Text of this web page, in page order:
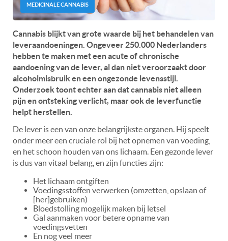
MEDICINALE CANNABIS
Cannabis blijkt van grote waarde bij het behandelen van
leveraandoeningen. Ongeveer 250.000 Nederlanders
hebben te maken met een acute of chronische
aandoening van de lever, al dan niet veroorzaakt door
alcoholmisbruik en een ongezonde levensstijl.
Onderzoek toont echter aan dat cannabis niet alleen
pijn en ontsteking verlicht, maar ook de leverfunctie
helpt herstellen.
De lever is een van onze belangrijkste organen. Hij speelt
onder meer een cruciale rol bij het opnemen van voeding,
en het schoon houden van ons lichaam. Een gezonde lever
is dus van vitaal belang, en zijn functies zijn:
Het lichaam ontgiften
Voedingsstoffen verwerken (omzetten, opslaan of
[her]gebruiken)
Bloedstolling mogelijk maken bij letsel
Gal aanmaken voor betere opname van
voedingsvetten
En nog veel meer